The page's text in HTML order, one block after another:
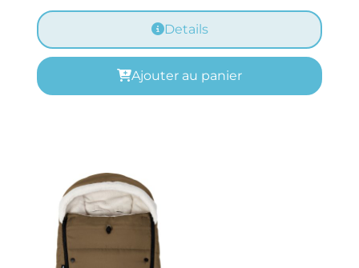
Details
Ajouter au panier